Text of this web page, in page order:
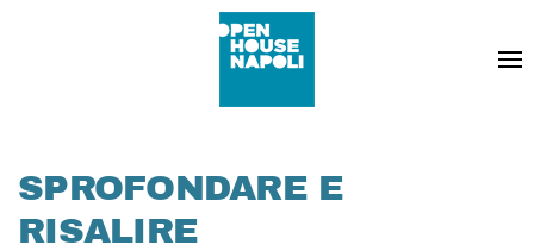
SPROFONDARE E
RISALIRE